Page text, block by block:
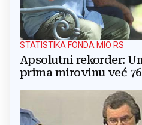
STATISTIKA FONDA MIO RS
Apsolutni rekorder:
prima mirovinu već